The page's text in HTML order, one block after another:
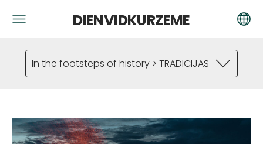
DIENVIDKURZEME
In the footsteps of history > TRADĪCIJAS